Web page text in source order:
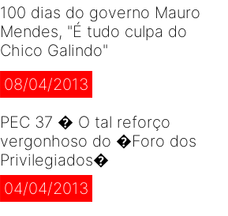
100 dias do governo Mauro
Mendes, "É tudo culpa do
Chico Galindo"
08/04/2013
PEC 37 � O tal reforço
vergonhoso do �Foro dos
Privilegiados�
04/04/2013